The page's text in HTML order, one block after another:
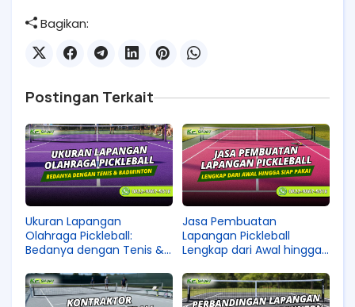
Bagikan:
Postingan Terkait
Ukuran Lapangan
Olahraga Pickleball:
Bedanya dengan Tenis &
Jasa Pembuatan
Lapangan Pickleball
Lengkap dari Awal hingga